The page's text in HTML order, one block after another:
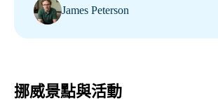
James Peterson
挪威景點與活動